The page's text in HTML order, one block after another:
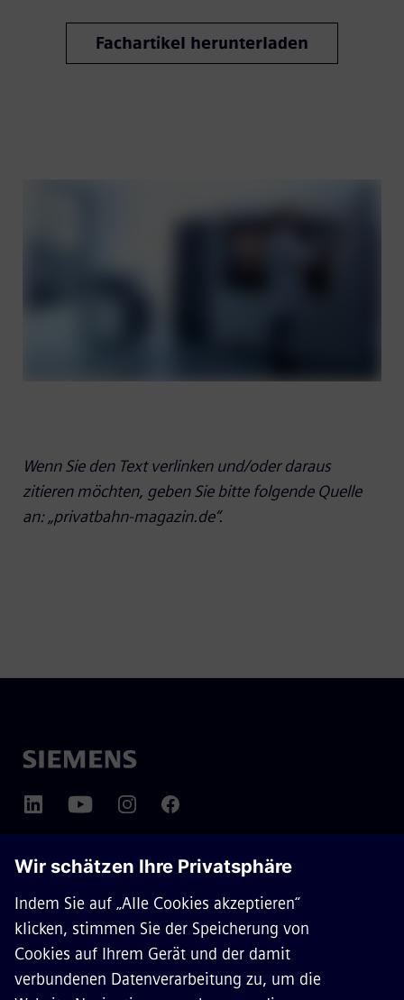
Fachartikel herunterladen
Wenn Sie den Text verlinken und/oder daraus
zitieren möchten, geben Sie bitte folgende Quelle
an: „privatbahn-magazin.de“.
ÜBER SIEMENS MOBILITY
KONTAKT